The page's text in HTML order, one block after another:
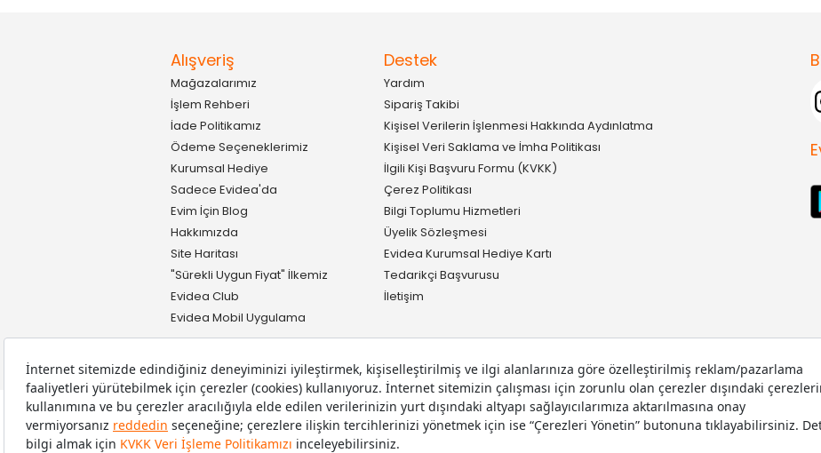
Alışveriş
Mağazalarımız
İşlem Rehberi
İade Politikamız
Ödeme Seçeneklerimiz
Kurumsal Hediye
Sadece Evidea'da
Evim İçin Blog
Hakkımızda
Site Haritası
"Sürekli Uygun Fiyat" İlkemiz
Evidea Club
Evidea Mobil Uygulama
Destek
Yardım
Sipariş Takibi
Kişisel Verilerin İşlenmesi Hakkında Aydınlatma
Kişisel Veri Saklama ve İmha Politikası
İlgili Kişi Başvuru Formu (KVKK)
Çerez Politikası
Bilgi Toplumu Hizmetleri
Üyelik Sözleşmesi
Evidea Kurumsal Hediye Kartı
Tedarikçi Başvurusu
İletişim